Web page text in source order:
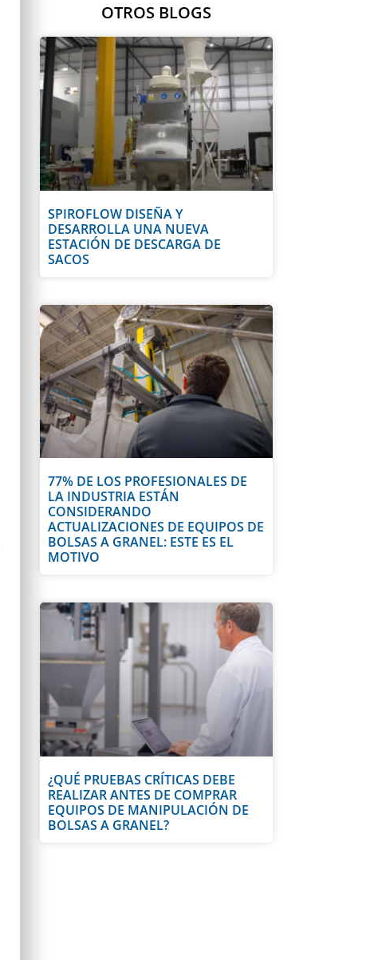
OTROS BLOGS
SPIROFLOW DISEÑA Y
DESARROLLA UNA NUEVA
ESTACIÓN DE DESCARGA DE
SACOS
77% DE LOS PROFESIONALES DE
LA INDUSTRIA ESTÁN
CONSIDERANDO
ACTUALIZACIONES DE EQUIPOS DE
BOLSAS A GRANEL: ESTE ES EL
MOTIVO
¿QUÉ PRUEBAS CRÍTICAS DEBE
REALIZAR ANTES DE COMPRAR
EQUIPOS DE MANIPULACIÓN DE
BOLSAS A GRANEL?